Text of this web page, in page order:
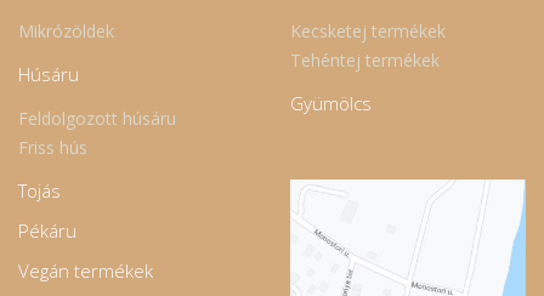
Mikrózöldek
Húsáru
Feldolgozott húsáru
Friss hús
Kecsketej termékek
Tehéntej termékek
Gyümölcs
Tojás
Pékáru
Vegán termékek